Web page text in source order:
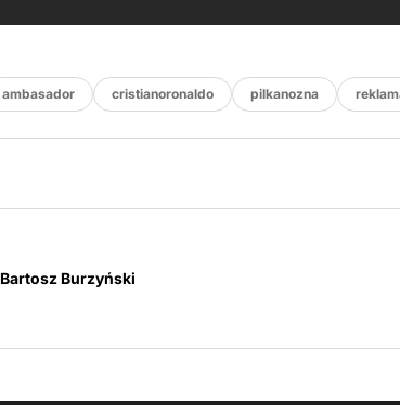
ambasador cristianoronaldo pilkanozna
Bartosz Burzyński